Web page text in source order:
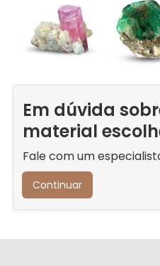
Em dúvida
material
Fale com um
Continuar